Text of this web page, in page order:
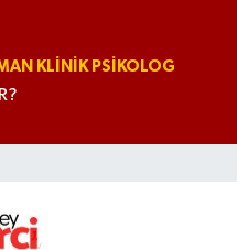
KLINIK PSIKOLOG